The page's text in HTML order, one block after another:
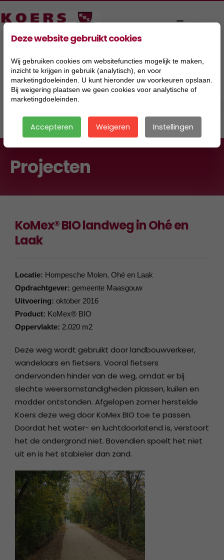
Projecten
KoMex® BIO landweg in Ohé en
Laak
Locatie: Hompesche Molen, Ohé en Laak
Opdrachtgever: gemeente Maasgouw
Uitvoering: oktober 2016
Product: KoMex® BIO
Oppervlakte: 2.020 m2
Deze weg wordt gebruikt door landbouwverkeer,
wandelaars en fietsers. Vooral fietsers
ondervonden hinder van de weg, omdat er bij
slechte weersomstandigheden plassen, kuilen en
modder ontstonden. Afgelopen zomer herstelde
Koers deze weg door KoMex BIO toe te passen.
Doordat het water- en luchtdoorlatend is, verstoort
het de ondergrond niet. Bovendien spoelt het niet
uit en is het stabieler dan zand.
Deze website gebruikt cookies
Wij gebruiken cookies om websitefuncties mogelijk te maken,
inzicht te krijgen in gebruik (analytisch), en voor
marketingdoeleinden. U kunt hieronder uw voorkeuren opslaan.
Bij weigering plaatsen we geen cookies voor analytische of
marketingdoeleinden.
Accepteren Weigeren Instellingen